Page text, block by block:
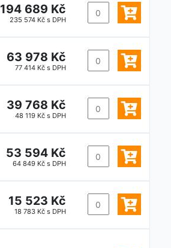
194 689 Kč
235 574 Kč s DPH
63 978 Kč
77 414 Kč s DPH
39 768 Kč
48 119 Kč s DPH
53 594 Kč
64 849 Kč s DPH
15 523 Kč
18 783 Kč s DPH